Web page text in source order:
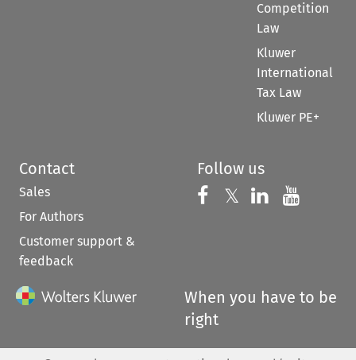
Competition
Law
Kluwer
International
Tax Law
Kluwer PE+
Contact
Sales
For Authors
Customer support &
feedback
Follow us
Follow us on
𝕏 Follow us on
Follow us
When you have to be
right